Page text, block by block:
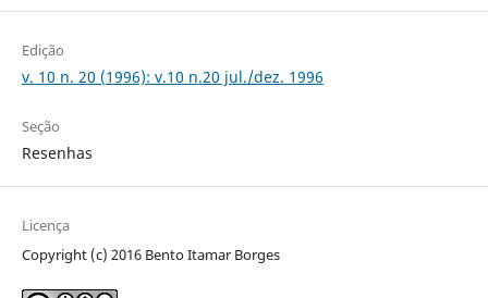
Edição
v. 10 n. 20 (1996): v.10 n.20 jul./dez. 1996
Seção
Resenhas
Licença
Copyright (c) 2016 Bento Itamar Borges